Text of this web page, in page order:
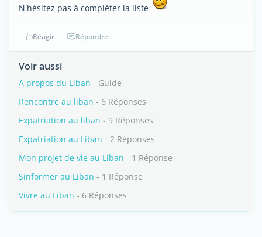
N'hésitez pas à compléter la liste
Réagir Répondre
Voir aussi
A propos du Liban - Guide
Rencontre au liban - 6 Réponses
Expatriation au liban - 9 Réponses
Expatriation au Liban - 2 Réponses
Mon projet de vie au Liban - 1 Réponse
Sinformer au Liban - 1 Réponse
Vivre au Liban - 6 Réponses